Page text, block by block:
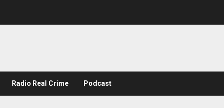
Radio Real Crime Podcast